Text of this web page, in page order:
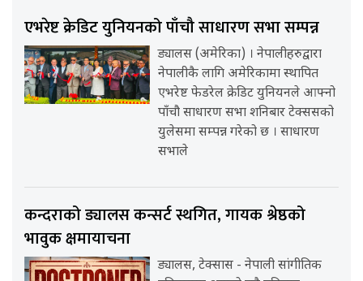
एभरेष्ट क्रेडिट युनियनको पाँचौ साधारण सभा सम्पन्न
ड्यालस (अमेरिका) । नेपालीहरुद्वारा
नेपालीकै लागि अमेरिकामा स्थापित
एभरेष्ट फेडरेल क्रेडिट युनियनले आफ्नो
पाँचौ साधारण सभा शनिबार टेक्ससको
युलेसमा सम्पन्न गरेको छ । साधारण
सभाले
कन्दराको ड्यालस कन्सर्ट स्थगित, गायक श्रेष्ठको
भावुक क्षमायाचना
ड्यालस, टेक्सास - नेपाली सांगीतिक